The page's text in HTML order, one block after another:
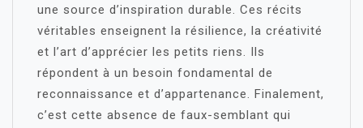
une source d’inspiration durable. Ces récits
véritables enseignent la résilience, la créativité
et l’art d’apprécier les petits riens. Ils
répondent à un besoin fondamental de
reconnaissance et d’appartenance. Finalement,
c’est cette absence de faux-semblant qui